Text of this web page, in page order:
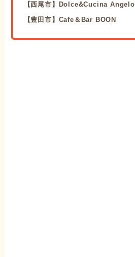
【西尾市】Dolce&Cucina Angelo
【豊田市】Cafe＆Bar BOON